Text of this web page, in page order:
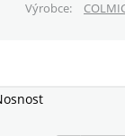
Výrobce